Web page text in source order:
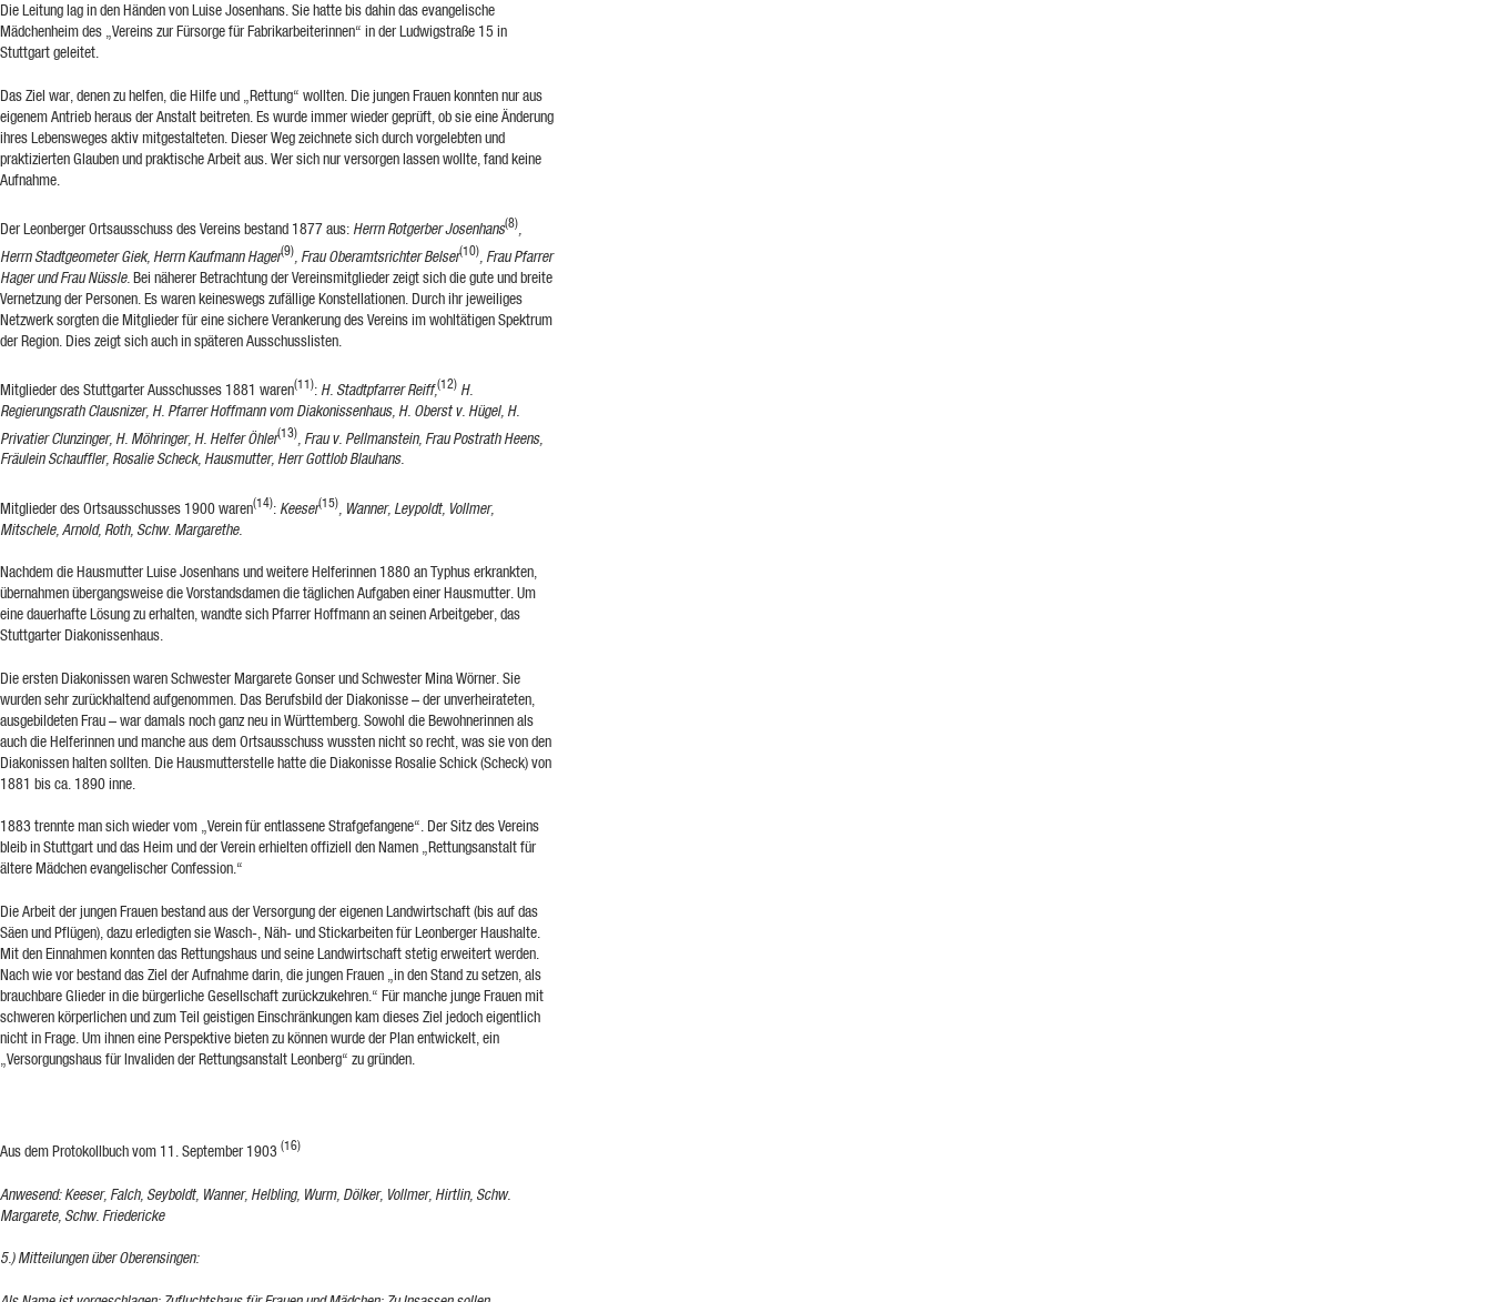
Die Leitung lag in den Händen von Luise Josenhans. Sie hatte bis dahin das evangelische
Mädchenheim des „Vereins zur Fürsorge für Fabrikarbeiterinnen“ in der Ludwigstraße 15 in
Stuttgart geleitet.
Das Ziel war, denen zu helfen, die Hilfe und „Rettung“ wollten. Die jungen Frauen konnten nur aus
eigenem Antrieb heraus der Anstalt beitreten. Es wurde immer wieder geprüft, ob sie eine Änderung
ihres Lebensweges aktiv mitgestalteten. Dieser Weg zeichnete sich durch vorgelebten und
praktizierten Glauben und praktische Arbeit aus. Wer sich nur versorgen lassen wollte, fand keine
Aufnahme.
Der Leonberger Ortsausschuss des Vereins bestand 1877 aus: Herrn Rotgerber Josenhans(8)
Herrn Stadtgeometer Giek, Herrn Kaufmann Hager(9) , Frau Oberamtsrichter Belser(10) , Frau Pfarrer
Hager und Frau Nüssle. Bei näherer Betrachtung der Vereinsmitglieder zeigt sich die gute und breite
Vernetzung der Personen. Es waren keineswegs zufällige Konstellationen. Durch ihr jeweiliges
Netzwerk sorgten die Mitglieder für eine sichere Verankerung des Vereins im wohltätigen Spektrum
der Region. Dies zeigt sich auch in späteren Ausschusslisten.
Mitglieder des Stuttgarter Ausschusses 1881 waren(11): H. Stadtpfarrer Reiff,(12) H.
Regierungsrath Clausnizer, H. Pfarrer Hoffmann vom Diakonissenhaus, H. Oberst v. Hügel, H.
Privatier Clunzinger, H. Möhringer, H. Helfer Öhler(13) , Frau v. Pellmanstein, Frau Postrath Heens,
Fräulein Schauffler, Rosalie Scheck, Hausmutter, Herr Gottlob Blauhans.
Mitglieder des Ortsausschusses 1900 waren(14): Keeser(15) , Wanner, Leypoldt, Vollmer,
Mitschele, Arnold, Roth, Schw. Margarethe.
Nachdem die Hausmutter Luise Josenhans und weitere Helferinnen 1880 an Typhus erkrankten,
übernahmen übergangsweise die Vorstandsdamen die täglichen Aufgaben einer Hausmutter. Um
eine dauerhafte Lösung zu erhalten, wandte sich Pfarrer Hoffmann an seinen Arbeitgeber, das
Stuttgarter Diakonissenhaus.
Die ersten Diakonissen waren Schwester Margarete Gonser und Schwester Mina Wörner. Sie
wurden sehr zurückhaltend aufgenommen. Das Berufsbild der Diakonisse – der unverheirateten,
ausgebildeten Frau – war damals noch ganz neu in Württemberg. Sowohl die Bewohnerinnen als
auch die Helferinnen und manche aus dem Ortsausschuss wussten nicht so recht, was sie von den
Diakonissen halten sollten. Die Hausmutterstelle hatte die Diakonisse Rosalie Schick (Scheck) von
1881 bis ca. 1890 inne.
1883 trennte man sich wieder vom „Verein für entlassene Strafgefangene“. Der Sitz des Vereins
bleib in Stuttgart und das Heim und der Verein erhielten offiziell den Namen „Rettungsanstalt für
ältere Mädchen evangelischer Confession.“
Die Arbeit der jungen Frauen bestand aus der Versorgung der eigenen Landwirtschaft (bis auf das
Säen und Pflügen), dazu erledigten sie Wasch-, Näh- und Stickarbeiten für Leonberger Haushalte.
Mit den Einnahmen konnten das Rettungshaus und seine Landwirtschaft stetig erweitert werden.
Nach wie vor bestand das Ziel der Aufnahme darin, die jungen Frauen „in den Stand zu setzen, als
brauchbare Glieder in die bürgerliche Gesellschaft zurückzukehren.“ Für manche junge Frauen mit
schweren körperlichen und zum Teil geistigen Einschränkungen kam dieses Ziel jedoch eigentlich
nicht in Frage. Um ihnen eine Perspektive bieten zu können wurde der Plan entwickelt, ein
„Versorgungshaus für Invaliden der Rettungsanstalt Leonberg“ zu gründen.
Aus dem Protokollbuch vom 11. September 1903 (16)
Anwesend: Keeser, Falch, Seyboldt, Wanner, Helbling, Wurm, Dölker, Vollmer, Hirtlin, Schw.
Margarete, Schw. Friedericke
5.) Mitteilungen über Oberensingen: